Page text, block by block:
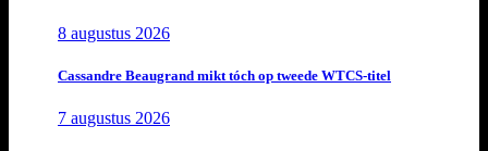
8 augustus 2026
Cassandre Beaugrand mikt tóch op tweede WTCS-titel
7 augustus 2026